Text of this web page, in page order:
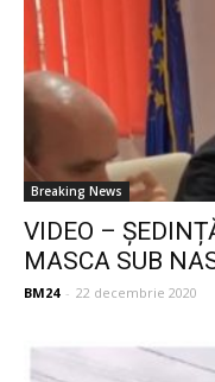
Breaking News
VIDEO –
MASCA SUB
BM24 - 22 decembrie 2020